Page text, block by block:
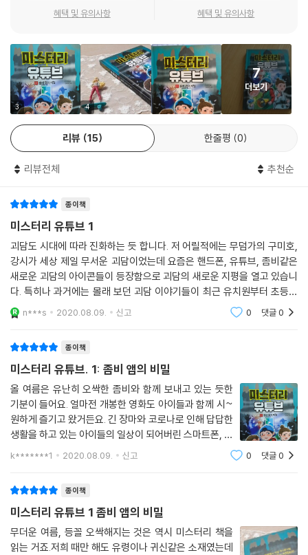
구인지 알게 된다. 이 작품은 휴대 전화 없이는 하루도 살 수 없는 아이들의
에서 충분히 일어날 수 있는 사건을 다루었다. 그 과정에서 아이들은 지금
까지 느끼지 못한 짜릿한 긴장감을 느낄 수 있을 것이다.
갑자기 좀비처럼 변한 친구들의 비밀을 조사하는 삼총사의 대활약
요즘 아이들은 매일 휴대 전화를 사용하고, 하루 종일 유튜브 영상을 시청
한다. 몇 년 전까지만 해도 아이들의 장래 희망 1순위가 연예인이었다면 지
플랫폼인 유튜브는 우리 아이들에게 새로운 미디어이자 놀이터다. 주인공
고 싶어 한다. 학교에서 수상한 일들이 벌어지고 우리는 동우와 찬미와 함
께 유튜브 영상을 촬영하며 학교에서 일어난 사건의 진실에 다가선다.
1권『좀비 앱의 비밀』은 우리 아이들이 학교, 학원, 집을 다람쥐 쳇바퀴 돌
듯 생활하는 한편 휴대 전화를 늘 손에서 놓지 않는다는 사실을 보여 준다.
범인은 그런 아이들을 이용해 이상한 앱을 전송하고, 앱을 다운로드 한 아
이들은 좀비처럼 변해 버린다. 셋이 점점 사건의 진실에 다가설수록 전혀
예상하지 못한 인물이 범인이라는 것을 알게 되는데 그 순간 학교 안은 좀
비처럼 변한 친구들과 선생님으로 아수라장이 되어 버린다. 하지만 세 아
이는 도망치지 않고 좀비처럼 변한 친구들과 선생님을 구하기 위해 애를
쓴다. 누구든 자기 앞에 닥친 문제를 두려움 없이 마주할 수 있기란 쉽지 않
다. 하지만 우리, 동우, 찬미처럼 용기 있게 문제와 부딪칠 수 있다면, 어떤
어려운 일을 겪게 되더라도 건강하게 문제를 해결할 수 있을 것이다.
혜택 및 유의사항 혜택 및 유의사항
3 4
7
더보기
리뷰 15 한줄평 0
리뷰전체 추천순
종이책
미스터리 유튜브 1
괴담도 시대에 따라 진화하는 듯 합니다. 저 어릴적에는 무덤가의 구미호,
강시가 세상 제일 무서운 괴담이었는데 요즘은 핸드폰, 유튜브, 좀비같은
새로운 괴담의 아이콘들이 등장함으로 괴담의 새로운 지평을 열고 있습니
다. 특히나 과거에는 몰래 보던 괴담 이야기들이 최근 유치원부터 초등학
생까지 큰 인기를 끌었던 유령과 귀신을 다룬 신비아파트처럼 괴담은 아이
들의 이야깃거리
n***s 2020.08.09. 신고 0 댓글0
종이책
미스터리 유튜브. 1: 좀비 앱의 비밀
올 여름은 유난히 오싹한 좀비와 함께 보내고 있는 듯한
기분이 들어요. 얼마전 개봉한 영화도 아이들과 함께 시~
원하게 즐기고 왔거든요. 긴 장마와 코로나로 인해 답답한
생활을 하고 있는 아이들의 일상이 되어버린 스마트폰, 유
튜브 그리고 좀비를 모두 만날 수 있는 재미있는 이야기 !
k*******1 2020.08.09. 신고 0 댓글0
종이책
미스터리 유튜브 1 좀비 앱의 비밀
무더운 여름, 등꼴 오싹해지는 것은 역시 미스터리 책을
읽는 거죠.저희 때만 해도 유령이나 귀신같은 소재였는데